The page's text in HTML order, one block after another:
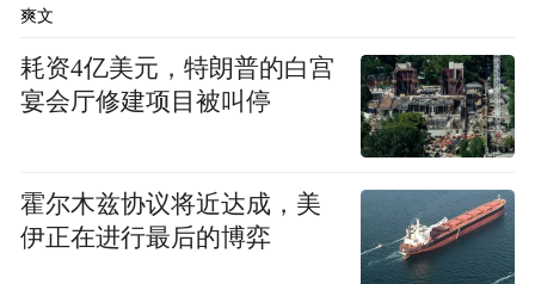
山东省三大经济圈的交汇处，区位优势得天
独厚，物产丰饶，交通网络发达，是举办各
类会议和展会的理想之地。同时，潍坊也是
山东省酒类和食品生产销售的重要基地，拥
利斯等为代表的众多知名食品企业，市场消
费潜力巨大，辐射能力强，必将为参展的省
爽文
耗资4亿美元，特朗普的白宫
宴会厅修建项目被叫停
霍尔木兹协议将近达成，美
伊正在进行最后的博弈